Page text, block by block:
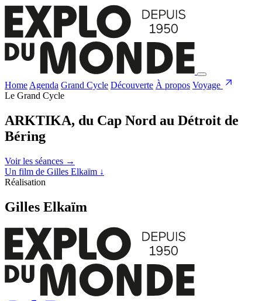
Home Agenda Grand Cycle Découverte À propos Voyage
Le Grand Cycle
ARKTIKA, du Cap Nord au Détroit de
Béring
Voir les séances →
Un film de Gilles Elkaïm ↓
Réalisation
Gilles Elkaïm